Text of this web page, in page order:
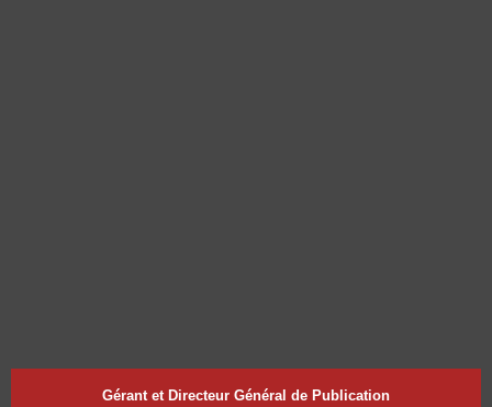
Gérant et Directeur Général de Publication